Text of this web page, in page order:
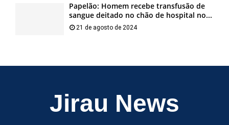
Papelão: Homem recebe transfusão de
sangue deitado no chão de hospital no...
21 de agosto de 2024
Jirau News